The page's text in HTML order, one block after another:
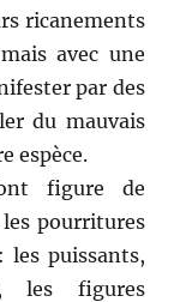
ricanements
avec une
par des
du mauvais
espèce.
figure de
pourritures
les puissants,
les figures